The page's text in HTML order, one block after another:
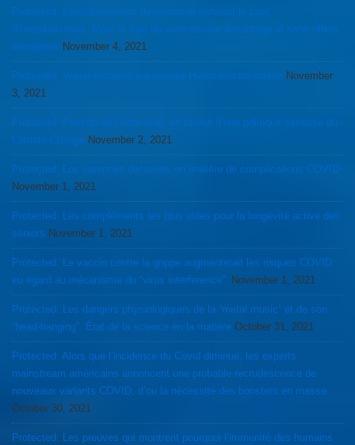
Protected: L’antidepresseur fluvoxamine réduirait le taux
d’hospitalisation. Mais la Joie de vivre encore davantage et sans effets
iatrogènes November 4, 2021
Protected: Voilier propulsé via énergie Hydro-électro-solaire November
3, 2021
Protected: Pétition de Greta et al, en faveur d’une politique sérieuse du
Climate Change November 2, 2021
Protected: Les carences décisives en matière de complications COVID
November 1, 2021
Protected: Les compléments les plus utiles pour la longévité active des
séniors November 1, 2021
Protected: Le vaccin contre la grippe augmenterait les risques COVID
eu égard au mécanisme du “virus interference”. November 1, 2021
Protected: Les dangers physiologiques de la “metal music” et de son
“head-banging”. État de la science en la matière October 31, 2021
Protected: Alors que l’incidence du Covid diminue, les experts
mainstream américains annoncent une probable recrudescence de
nouveaux variants COVID, d’ou la nécessité des boosters en masse.
October 30, 2021
Protected: Les preuves qui montrent pourquoi l’immunité des humains